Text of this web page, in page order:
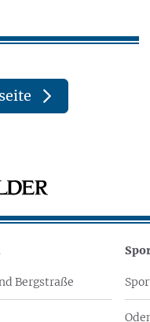
Bergstraße